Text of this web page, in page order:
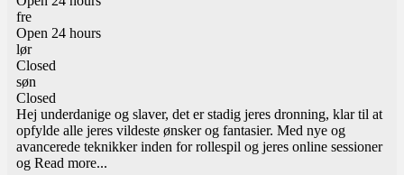
fre
Open 24 hours
lør
Closed
søn
Closed
Hej underdanige og slaver, det er stadig jeres dronning, klar til at
opfylde alle jeres vildeste ønsker og fantasier. Med nye og
avancerede teknikker inden for rollespil og jeres online sessioner
og Read more...